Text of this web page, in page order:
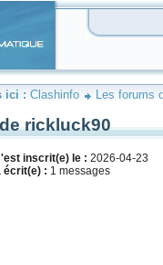
ici : Clashinfo Les forums
rickluck90
inscrit(e) le : 2026-04-23
écrit(e) : 1 messages